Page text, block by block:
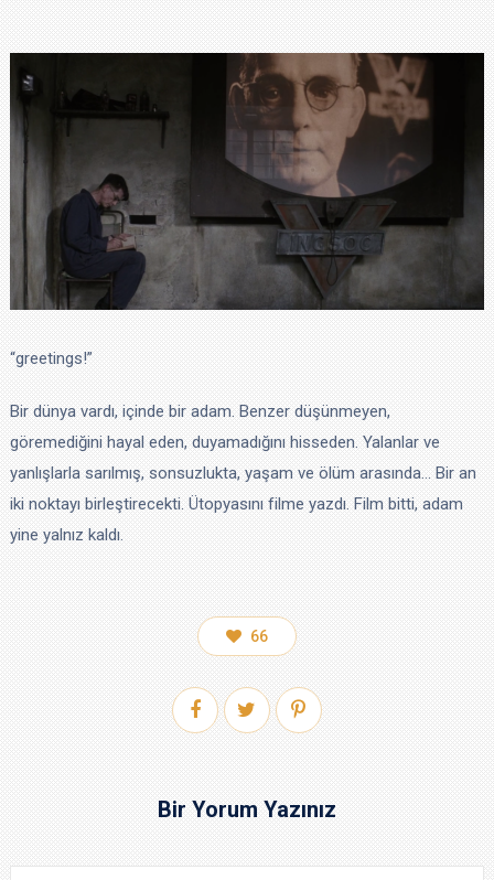
“greetings!”
Bir dünya vardı, içinde bir adam. Benzer düşünmeyen,
göremediğini hayal eden, duyamadığını hisseden. Yalanlar ve
yanlışlarla sarılmış, sonsuzlukta, yaşam ve ölüm arasında… Bir an
iki noktayı birleştirecekti. Ütopyasını filme yazdı. Film bitti, adam
yine yalnız kaldı.
66
Bir Yorum Yazınız